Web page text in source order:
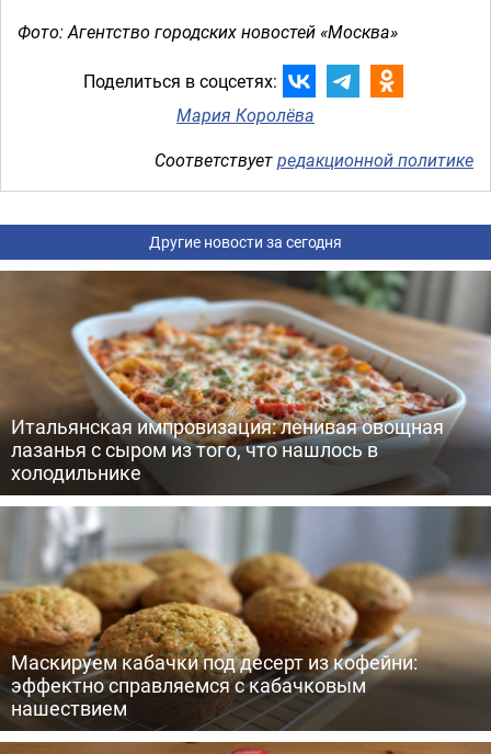
Фото: Агентство городских новостей «Москва»
Поделиться в соцсетях:
Мария Королёва
Соответствуетредакционной политике
Другие новости за сегодня
Итальянская импровизация: ленивая овощная
лазанья с сыром из того, что нашлось в
холодильнике
Маскируем кабачки под десерт из кофейни:
эффектно справляемся с кабачковым
нашествием